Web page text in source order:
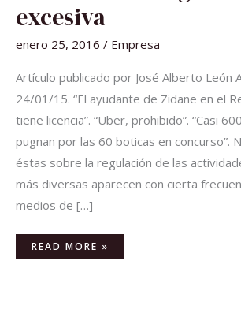
excesiva
enero 25, 2016 / Empresa
Artículo publicado por José Alberto León
24/01/15. “El ayudante de Zidane en el
tiene licencia”. “Uber, prohibido”. “Casi
pugnan por las 60 boticas en concurso”.
éstas sobre la regulación de las
más diversas aparecen con cierta
medios de […]
REGULACIÓN
EXCESIVA
READ MORE »